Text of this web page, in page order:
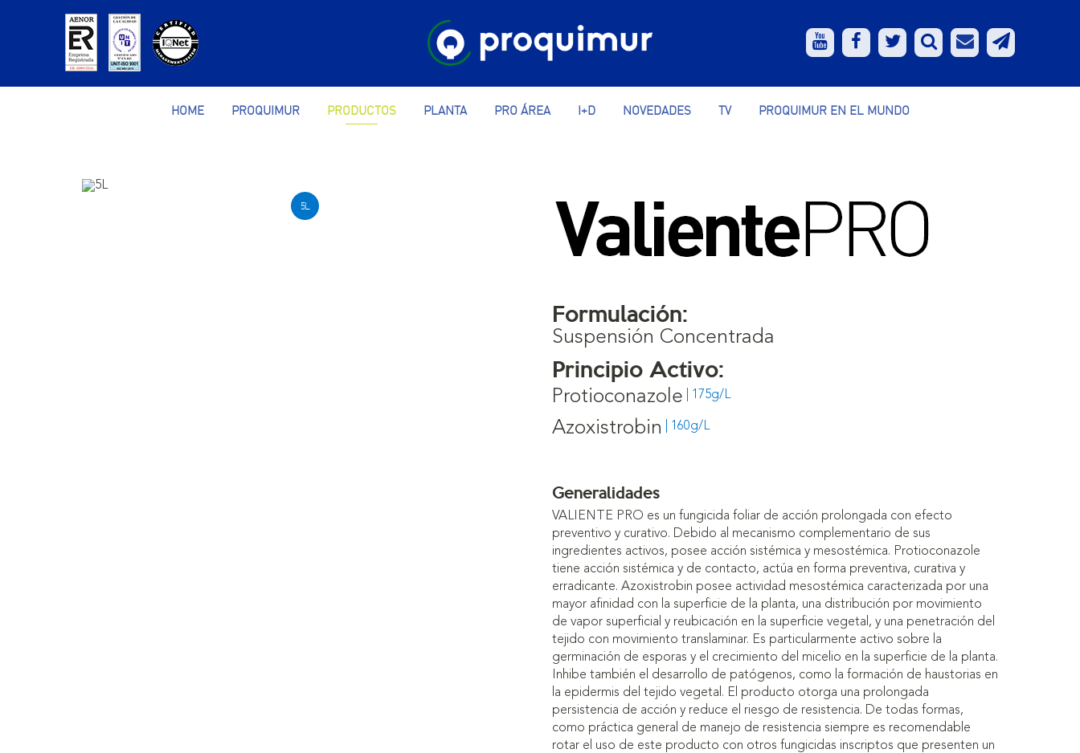
HOME PROQUIMUR PRODUCTOS PLANTA PRO ÁREA I+D NOVEDADES TV PROQUIMUR EN EL MUNDO
5L
Formulación:
Suspensión Concentrada
Principio Activo:
Protioconazole | 175g/L
Azoxistrobin | 160g/L
Generalidades
VALIENTE PRO es un fungicida foliar de acción prolongada con efecto
preventivo y curativo. Debido al mecanismo complementario de sus
ingredientes activos, posee acción sistémica y mesostémica. Protioconazole
tiene acción sistémica y de contacto, actúa en forma preventiva, curativa y
erradicante. Azoxistrobin posee actividad mesostémica caracterizada por una
mayor afinidad con la superficie de la planta, una distribución por movimiento
de vapor superficial y reubicación en la superficie vegetal, y una penetración del
tejido con movimiento translaminar. Es particularmente activo sobre la
germinación de esporas y el crecimiento del micelio en la superficie de la planta.
Inhibe también el desarrollo de patógenos, como la formación de haustorias en
la epidermis del tejido vegetal. El producto otorga una prolongada
persistencia de acción y reduce el riesgo de resistencia. De todas formas,
como práctica general de manejo de resistencia siempre es recomendable
rotar el uso de este producto con otros fungicidas inscriptos que presenten un